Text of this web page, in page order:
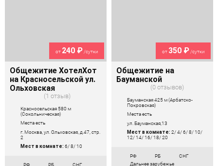
от 240 ₽/сутки
Общежитие ХотелХот
на Красносельской ул.
Ольховская
1 отзыв
Красносельская 580 м
(Сокольническая)
Места есть
г. Москва, ул. Ольховская, д.47, стр.
2
Мест в комнате: 6/ 8/ 10
РФ РБ СНГ
от 350 ₽/сутки
Общежитие на
Бауманской
0 отзывов
Бауманская 425 м (Арбатско-
Покровская)
Места есть
ул. Бауманская,13
Мест в комнате: 2/ 4/ 6/ 8/ 10/
12/ 14/ 16/ 18/ 20
РФ РБ
СНГ
Дальнее зарубежье